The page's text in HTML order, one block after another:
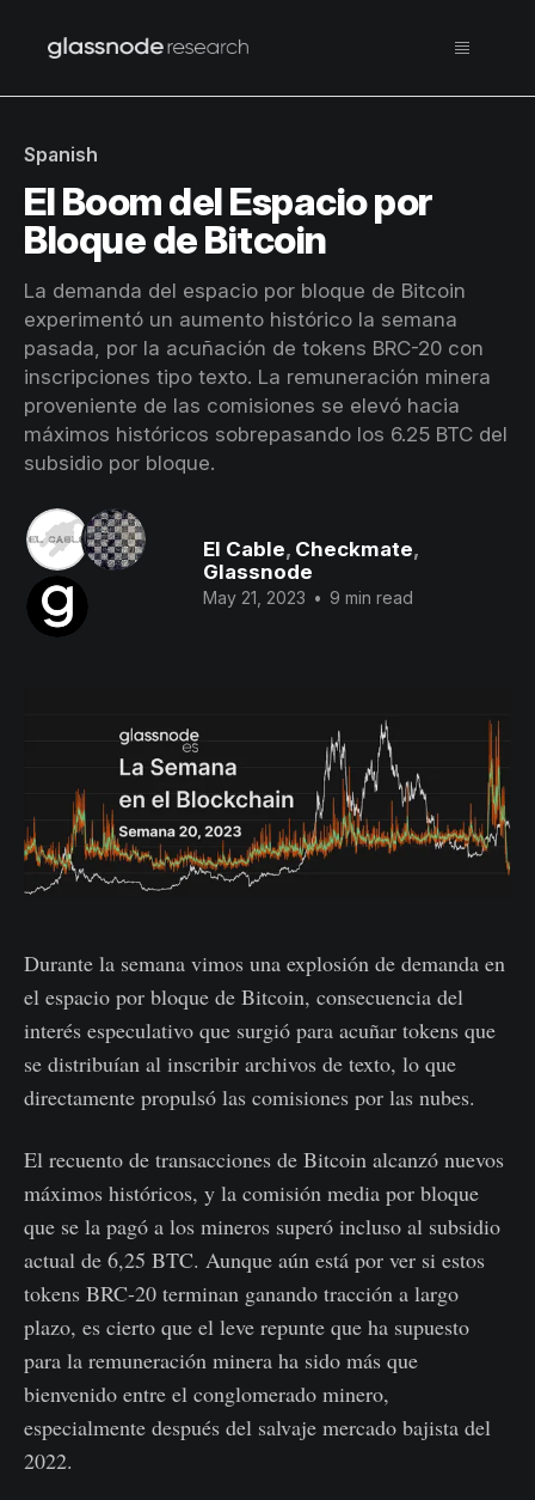
Spanish
El Boom del Espacio por
Bloque de Bitcoin
La demanda del espacio por bloque de Bitcoin
experimentó un aumento histórico la semana
pasada, por la acuñación de tokens BRC-20 con
inscripciones tipo texto. La remuneración minera
proveniente de las comisiones se elevó hacia
máximos históricos sobrepasando los 6.25 BTC del
subsidio por bloque.
El Cable, Checkmate,
Glassnode
May 21, 2023 • 9 min read
Durante la semana vimos una explosión de demanda en
el espacio por bloque de Bitcoin, consecuencia del
interés especulativo que surgió para acuñar tokens que
se distribuían al inscribir archivos de texto, lo que
directamente propulsó las comisiones por las nubes.
El recuento de transacciones de Bitcoin alcanzó nuevos
máximos históricos, y la comisión media por bloque
que se la pagó a los mineros superó incluso al subsidio
actual de 6,25 BTC. Aunque aún está por ver si estos
tokens BRC-20 terminan ganando tracción a largo
plazo, es cierto que el leve repunte que ha supuesto
para la remuneración minera ha sido más que
bienvenido entre el conglomerado minero,
especialmente después del salvaje mercado bajista del
2022.